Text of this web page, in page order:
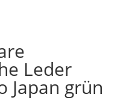
Leder
Japan grün